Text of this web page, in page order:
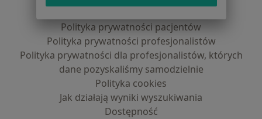
Polityka prywatności pacjentów
Polityka prywatności profesjonalistów
Polityka prywatności dla profesjonalistów, których
dane pozyskaliśmy samodzielnie
Polityka cookies
Jak działają wyniki wyszukiwania
Dostępność